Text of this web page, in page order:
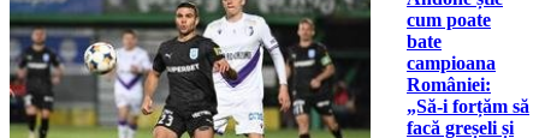
cum poate
bate
campioana
României:
„Să-i forțăm să
facă greșeli și